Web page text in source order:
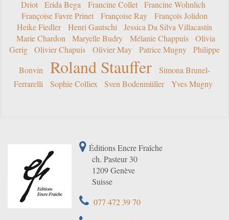
Driot
Erida Bega Francine Collet
Francine Wohnlich
Françoise Favre Prinet
Françoise Ray
François Jolidon
Heike Fiedler
Henri Gautschi
Jessica Da Silva Villacastín
Marie Chardon
Maryelle Budry Mélanie Chappuis
Olivia
Gerig
Olivier Chapuis Olivier May Patrice Mugny
Philippe
Bonvin
Roland Stauffer
Simona Brunel-
Ferrarelli
Sophie Colliex Sven Bodenmüller Yves Mugny
Éditions Encre Fraîche
ch. Pasteur 30
1209 Genève
Suisse
077 472 39 70